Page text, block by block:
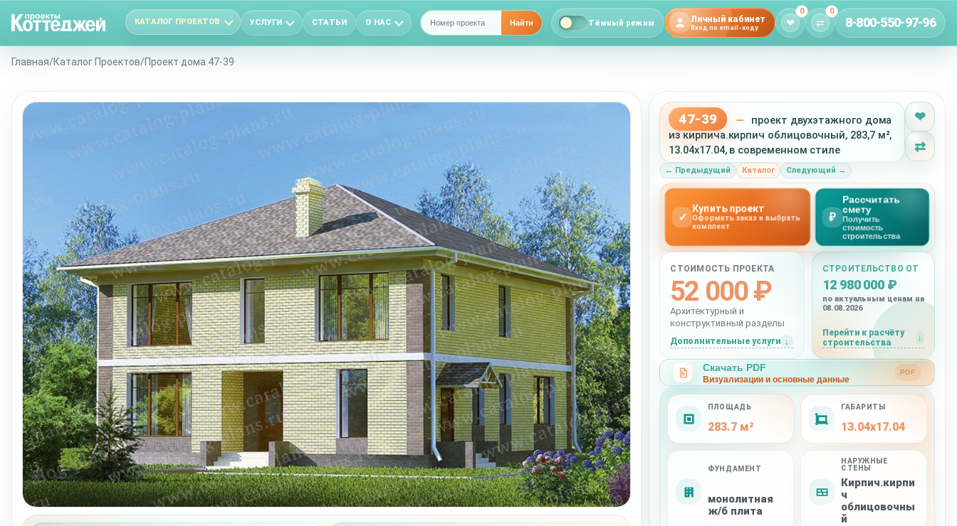
КАТАЛОГ ПРОЕКТОВ УСЛУГИ СТАТЬИ О НАС Найти Тёмный режим Личный кабинет
Вход по email-коду ❤
0
⇄
0
8-800-550-97-96
Главная/Каталог Проектов/Проект дома 47-39
47-39 —
проект двухэтажного дома
из кирпича.кирпич облицовочный, 283,7 м²,
13.04x17.04, в современном стиле
← Предыдущий Каталог Следующий →
❤
⇄
ПЛОЩАДЬ
283.7 м²
ГАБАРИТЫ
13.04x17.04
ФУНДАМЕНТ
монолитная
ж/б плита
НАРУЖНЫЕ
СТЕНЫ
Кирпич.кирпи
ч
облицовочны
й
СТОИМОСТЬ ПРОЕКТА
52 000 ₽
Архитектурный и
конструктивный разделы
Дополнительные услуги
СТРОИТЕЛЬСТВО ОТ
12 980 000 ₽
по актуальным ценам на
08.08.2026
Перейти к расчёту
строительства
✓
Купить проект
Оформить заказ и выбрать
комплект
₽
Рассчитать
смету
Получить
стоимость
строительства
Скачать PDF
Визуализации и основные данные
PDF